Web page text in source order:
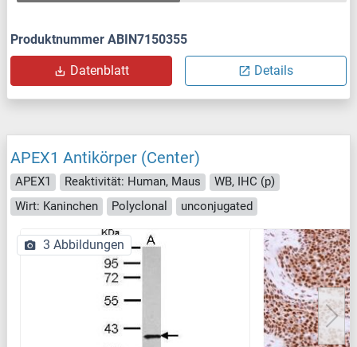
Produktnummer ABIN7150355
Datenblatt Details
APEX1 Antikörper (Center)
APEX1 Reaktivität: Human, Maus
WB, IHC (p)
Wirt: Kaninchen
Polyclonal unconjugated
3 Abbildungen